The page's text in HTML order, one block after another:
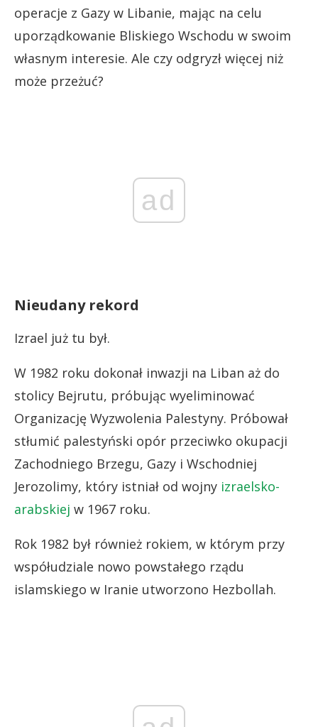
operacje z Gazy w Libanie, mając na celu
uporządkowanie Bliskiego Wschodu w swoim
własnym interesie. Ale czy odgryzł więcej niż
może przeżuć?
ad
Nieudany rekord
Izrael już tu był.
W 1982 roku dokonał inwazji na Liban aż do
stolicy Bejrutu, próbując wyeliminować
Organizację Wyzwolenia Palestyny. Próbował
stłumić palestyński opór przeciwko okupacji
Zachodniego Brzegu, Gazy i Wschodniej
Jerozolimy, który istniał od wojny izraelsko-
arabskiej w 1967 roku.
Rok 1982 był również rokiem, w którym przy
współudziale nowo powstałego rządu
islamskiego w Iranie utworzono Hezbollah.